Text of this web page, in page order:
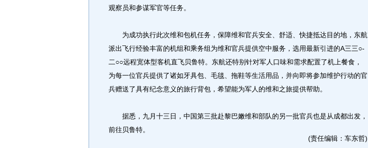
观察员和参谋军官等任务。
为成功执行此次维和包机任务，保障维和官兵安全、舒适、快捷抵达目的地，东航
派出飞行经验丰富的机组和乘务组为维和官兵提供空中服务，选用最新引进的A三三○-
二○○远程宽体型客机直飞贝鲁特。东航还特别针对军人口味和需求配置了机上餐食，
为每一位官兵提供了诸如牙具包、毛毯、拖鞋等生活用品，并向即将参加维护行动的官
兵赠送了具有纪念意义的旅行背包，希望能为军人的维和之旅提供帮助。
据悉，九月十三日，中国第三批赴黎巴嫩维和部队的另一批官兵也是从成都出发，
前往贝鲁特。
(责任编辑：车东哲)